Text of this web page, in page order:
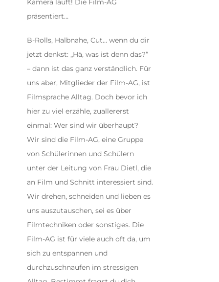
Kamera läuft! Die Film-AG
präsentiert…
B-Rolls, Halbnahe, Cut… wenn du dir
jetzt denkst: „Hä, was ist denn das?“
– dann ist das ganz verständlich. Für
uns aber, Mitglieder der Film-AG, ist
Filmsprache Alltag. Doch bevor ich
hier zu viel erzähle, zuallererst
einmal: Wer sind wir überhaupt?
Wir sind die Film-AG, eine Gruppe
von Schülerinnen und Schülern
unter der Leitung von Frau Dietl, die
an Film und Schnitt interessiert sind.
Wir drehen, schneiden und lieben es
uns auszutauschen, sei es über
Filmtechniken oder sonstiges. Die
Film-AG ist für viele auch oft da, um
sich zu entspannen und
durchzuschnaufen im stressigen